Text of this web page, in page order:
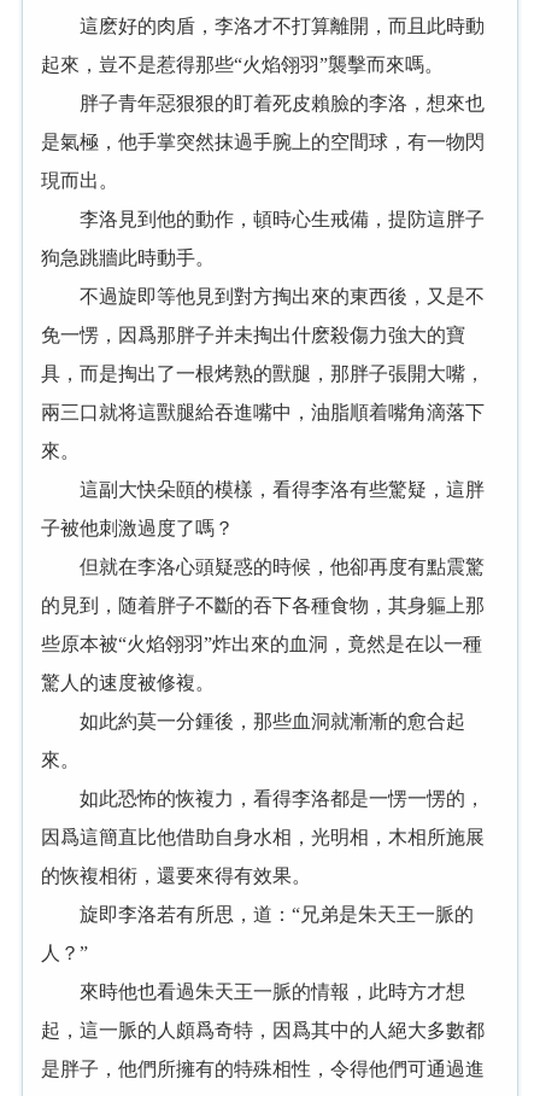
這麽好的肉盾，李洛才不打算離開，而且此時動
起來，豈不是惹得那些“火焰翎羽”襲擊而來嗎。
胖子青年惡狠狠的盯着死皮賴臉的李洛，想來也
是氣極，他手掌突然抹過手腕上的空間球，有一物閃
現而出。
李洛見到他的動作，頓時心生戒備，提防這胖子
狗急跳牆此時動手。
不過旋即等他見到對方掏出來的東西後，又是不
免一愣，因爲那胖子并未掏出什麽殺傷力強大的寶
具，而是掏出了一根烤熟的獸腿，那胖子張開大嘴，
兩三口就将這獸腿給吞進嘴中，油脂順着嘴角滴落下
來。
這副大快朵頤的模樣，看得李洛有些驚疑，這胖
子被他刺激過度了嗎？
但就在李洛心頭疑惑的時候，他卻再度有點震驚
的見到，随着胖子不斷的吞下各種食物，其身軀上那
些原本被“火焰翎羽”炸出來的血洞，竟然是在以一種
驚人的速度被修複。
如此約莫一分鍾後，那些血洞就漸漸的愈合起
來。
如此恐怖的恢複力，看得李洛都是一愣一愣的，
因爲這簡直比他借助自身水相，光明相，木相所施展
的恢複相術，還要來得有效果。
旋即李洛若有所思，道：“兄弟是朱天王一脈的
人？”
來時他也看過朱天王一脈的情報，此時方才想
起，這一脈的人頗爲奇特，因爲其中的人絕大多數都
是胖子，他們所擁有的特殊相性，令得他們可通過進